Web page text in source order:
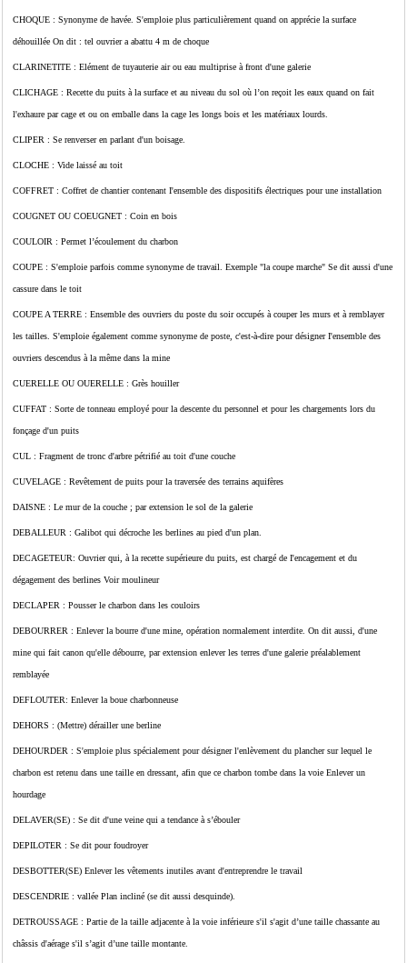
CHOQUE : Synonyme de havée. S'emploie plus particulièrement quand on apprécie la surface
déhouillée On dit : tel ouvrier a abattu 4 m de choque
CLARINETITE : Elément de tuyauterie air ou eau multiprise à front d'une galerie
CLICHAGE : Recette du puits à la surface et au niveau du sol où l’on reçoit les eaux quand on fait
l'exhaure par cage et ou on emballe dans la cage les longs bois et les matériaux lourds.
CLIPER : Se renverser en parlant d'un boisage.
CLOCHE : Vide laissé au toit
COFFRET : Coffret de chantier contenant I'ensemble des dispositifs électriques pour une installation
COUGNET OU COEUGNET : Coin en bois
COULOIR : Permet l’écoulement du charbon
COUPE : S'emploie parfois comme synonyme de travail. Exemple "la coupe marche" Se dit aussi d'une
cassure dans le toit
COUPE A TERRE : Ensemble des ouvriers du poste du soir occupés à couper les murs et à remblayer
les tailles. S'emploie également comme synonyme de poste, c'est-à-dire pour désigner I'ensemble des
ouvriers descendus à la même dans la mine
CUERELLE OU OUERELLE : Grès houiller
CUFFAT : Sorte de tonneau employé pour la descente du personnel et pour les chargements lors du
fonçage d'un puits
CUL : Fragment de tronc d'arbre pétrifié au toit d'une couche
CUVELAGE : Revêtement de puits pour la traversée des terrains aquifères
DAISNE : Le mur de la couche ; par extension le sol de la galerie
DEBALLEUR : Galibot qui décroche les berlines au pied d'un plan.
DECAGETEUR: Ouvrier qui, à la recette supérieure du puits, est chargé de I'encagement et du
dégagement des berlines Voir moulineur
DECLAPER : Pousser le charbon dans les couloirs
DEBOURRER : Enlever la bourre d'une mine, opération normalement interdite. On dit aussi, d'une
mine qui fait canon qu'elle débourre, par extension enlever les terres d'une galerie préalablement
remblayée
DEFLOUTER: Enlever la boue charbonneuse
DEHORS : (Mettre) dérailler une berline
DEHOURDER : S'emploie plus spécialement pour désigner l'enlèvement du plancher sur lequel le
charbon est retenu dans une taille en dressant, afin que ce charbon tombe dans la voie Enlever un
hourdage
DELAVER(SE) : Se dit d'une veine qui a tendance à s’ébouler
DEPILOTER : Se dit pour foudroyer
DESBOTTER(SE) Enlever les vêtements inutiles avant d'entreprendre le travail
DESCENDRIE : vallée Plan incliné (se dit aussi desquinde).
DETROUSSAGE : Partie de la taille adjacente à la voie inférieure s'il s'agit d’une taille chassante au
châssis d'aérage s'il s’agit d’une taille montante.